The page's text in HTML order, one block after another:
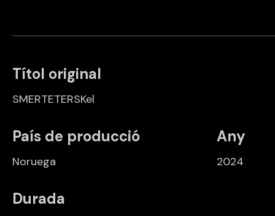
Títol original
SMERTETERSKel
País de producció
Noruega
Any
2024
Durada